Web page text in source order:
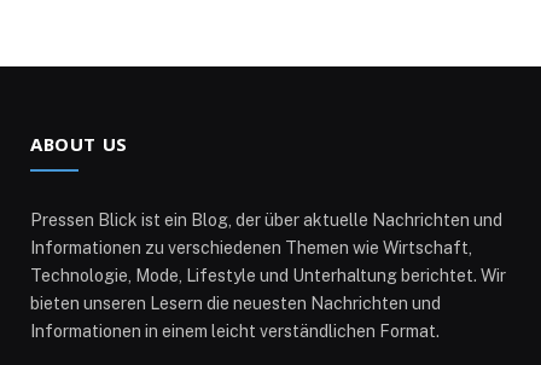
ABOUT US
Pressen Blick ist ein Blog, der über aktuelle Nachrichten und
Informationen zu verschiedenen Themen wie Wirtschaft,
Technologie, Mode, Lifestyle und Unterhaltung berichtet. Wir
bieten unseren Lesern die neuesten Nachrichten und
Informationen in einem leicht verständlichen Format.